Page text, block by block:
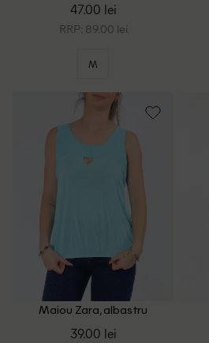
47.00 lei
RRP: 89.00 lei
M
Maiou Zara, albastru
39.00 lei